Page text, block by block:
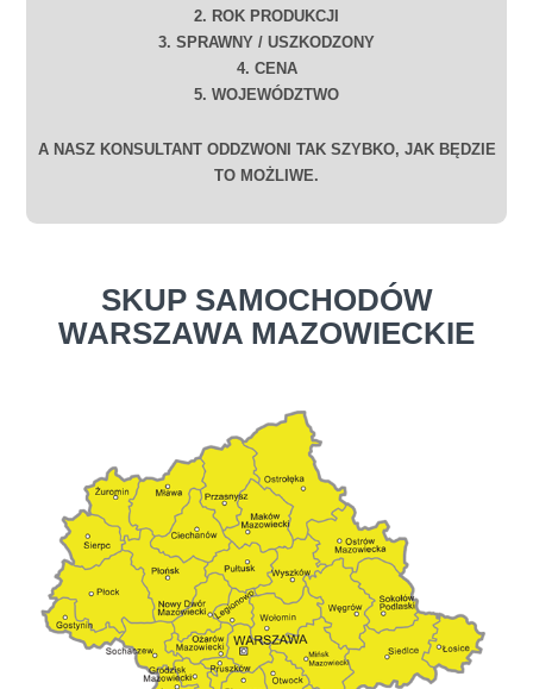
2. ROK PRODUKCJI
3. SPRAWNY / USZKODZONY
4. CENA
5. WOJEWÓDZTWO
A NASZ KONSULTANT ODDZWONI TAK SZYBKO, JAK BĘDZIE
TO MOŻLIWE.
SKUP SAMOCHODÓW
WARSZAWA MAZOWIECKIE